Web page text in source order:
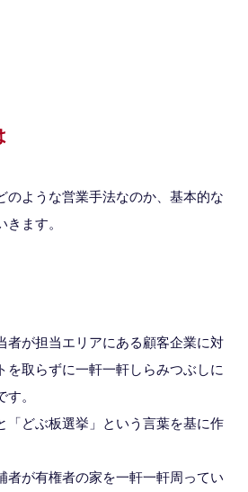
のような営業手法なのか、基本的な
ます。
者が担当エリアにある顧客企業に対
を取らずに一軒一軒しらみつぶしに
。
「どぶ板選挙」という言葉を基に作
者が有権者の家を一軒一軒周ってい